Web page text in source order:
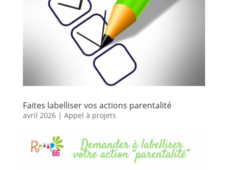
Faites labelliser vos actions parentalité
avril 2026| Appel à projets